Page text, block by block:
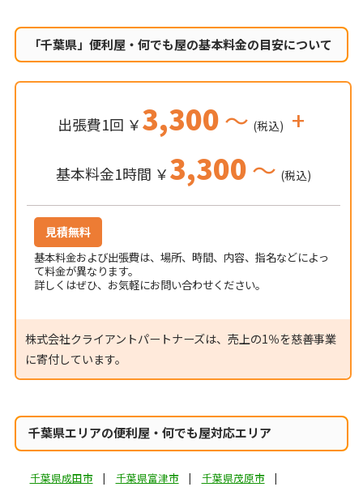
「千葉県」便利屋・何でも屋の基本料金の目安について
出張費1回 ￥3,300～ (税込) +
基本料金1時間 ￥3,300～ (税込)
見積無料
基本料金および出張費は、場所、時間、内容、指名などによっ
て料金が異なります。
詳しくはぜひ、お気軽にお問い合わせください。
株式会社クライアントパートナーズは、売上の1％を慈善事業
に寄付しています。
千葉県エリアの便利屋・何でも屋対応エリア
千葉県成田市 千葉県富津市
千葉県茂原市